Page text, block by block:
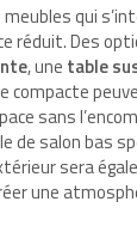
qui
réduit. Des
, une table
compacte
sans
de salon bas
sera
une